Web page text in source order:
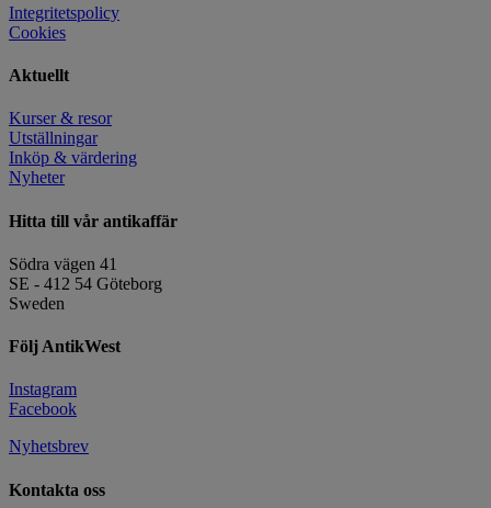
Integritetspolicy
Cookies
Aktuellt
Kurser & resor
Utställningar
Inköp & värdering
Nyheter
Hitta till vår antikaffär
Södra vägen 41
SE - 412 54 Göteborg
Sweden
Följ AntikWest
Instagram
Facebook
Nyhetsbrev
Kontakta oss